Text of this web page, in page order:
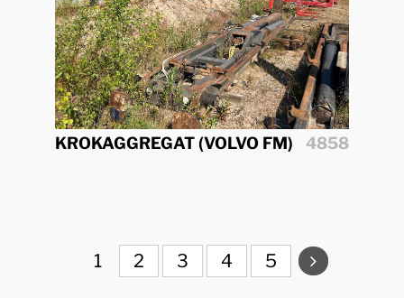
KROKAGGREGAT (VOLVO FM) 4858
1 2 3 4 5